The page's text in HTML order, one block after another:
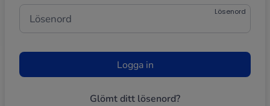
Lösenord
Engångskod
Glömt ditt lösenord?